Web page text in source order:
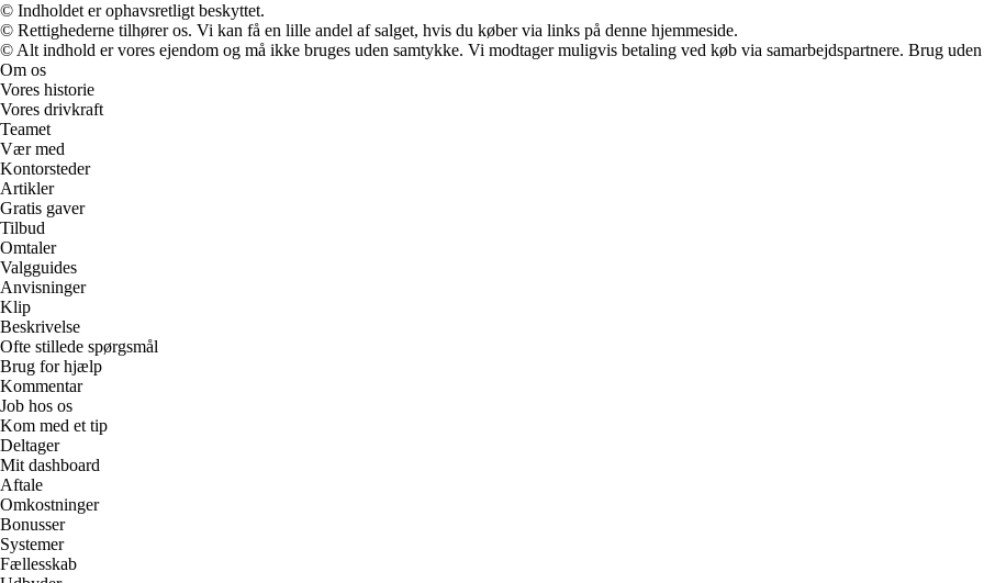
© Indholdet er ophavsretligt beskyttet.
© Rettighederne tilhører os. Vi kan få en lille andel af salget, hvis du køber via links på denne hjemmeside.
© Alt indhold er vores ejendom og må ikke bruges uden samtykke. Vi modtager muligvis betaling ved køb via samarbejdspartnere. Brug
Om os
Vores historie
Vores drivkraft
Teamet
Vær med
Kontorsteder
Artikler
Gratis gaver
Tilbud
Omtaler
Valgguides
Anvisninger
Klip
Beskrivelse
Ofte stillede spørgsmål
Brug for hjælp
Kommentar
Job hos os
Kom med et tip
Deltager
Mit dashboard
Aftale
Omkostninger
Bonusser
Systemer
Fællesskab